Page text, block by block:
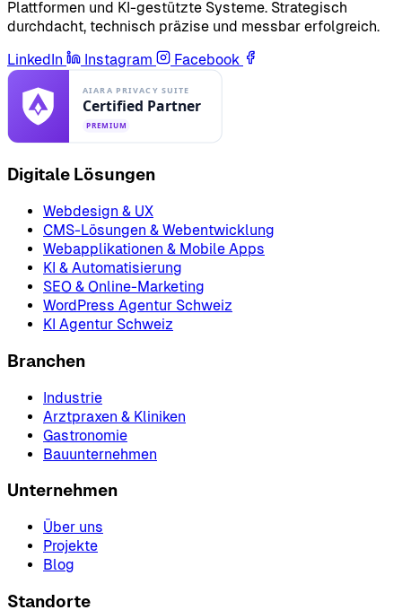
Plattformen und KI-gestützte Systeme. Strategisch
durchdacht, technisch präzise und messbar erfolgreich.
LinkedIn
Instagram Facebook
Digitale Lösungen
Webdesign & UX
CMS-Lösungen & Webentwicklung
Webapplikationen & Mobile Apps
KI & Automatisierung
SEO & Online-Marketing
WordPress Agentur Schweiz
KI Agentur Schweiz
Branchen
Industrie
Arztpraxen & Kliniken
Gastronomie
Bauunternehmen
Unternehmen
Über uns
Projekte
Blog
Standorte